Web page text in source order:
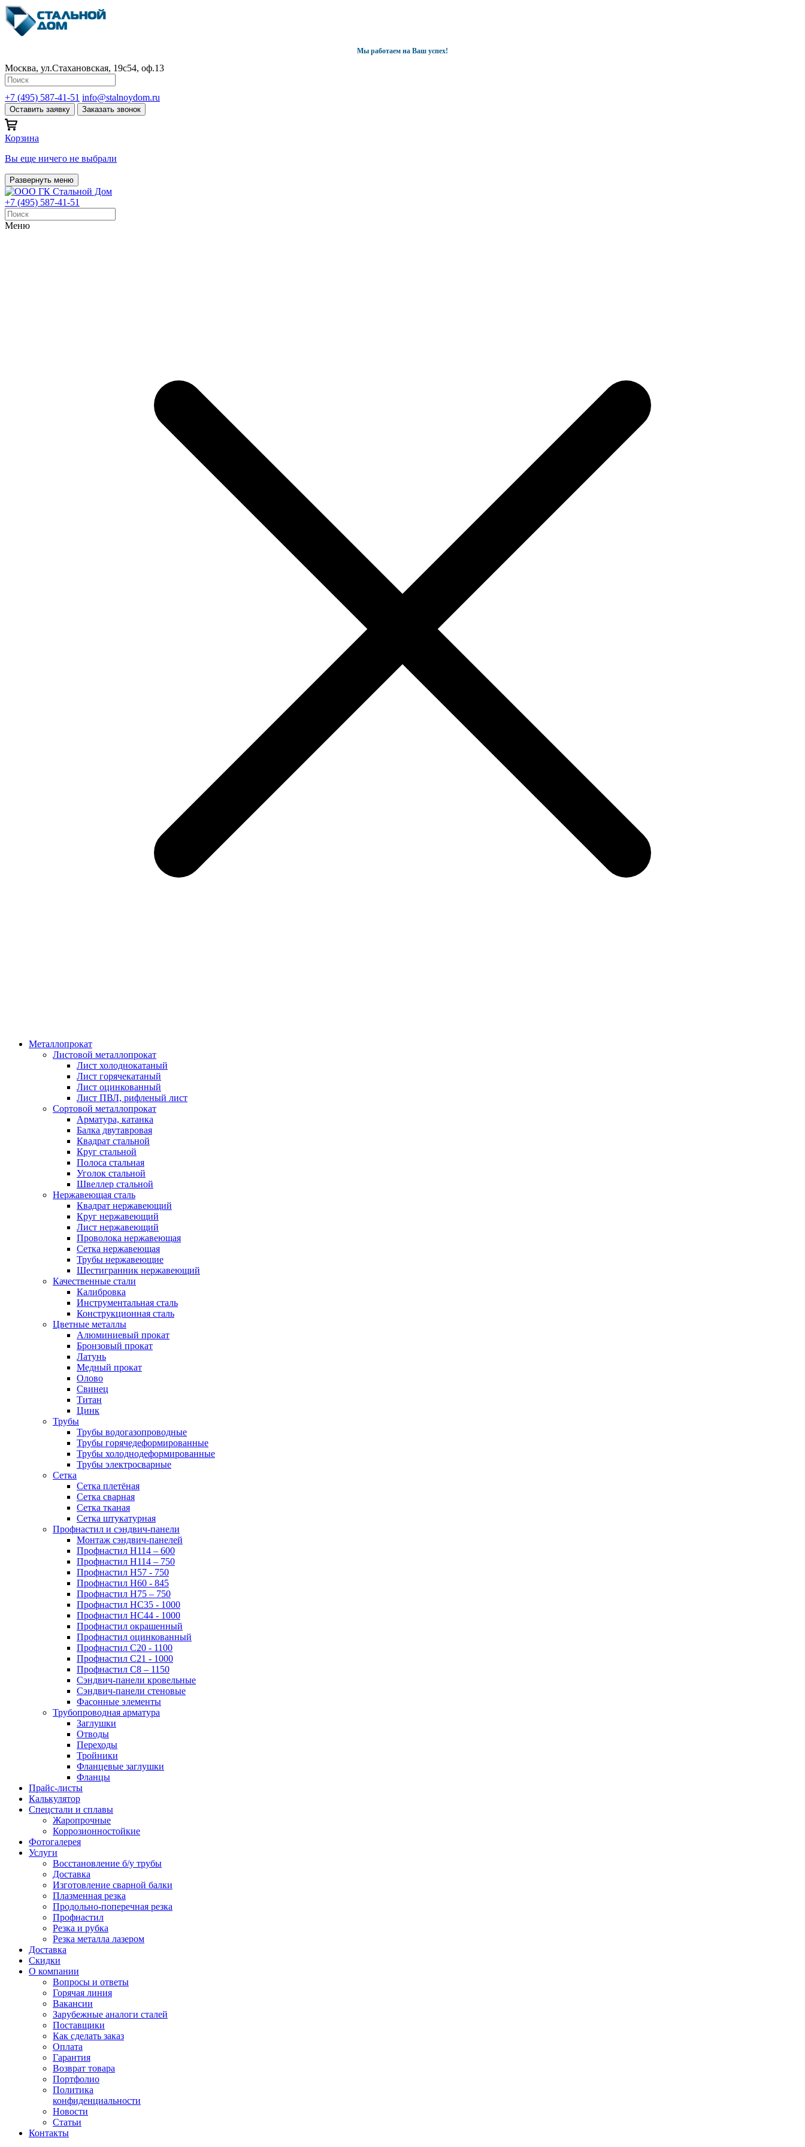
Мы работаем на Ваш успех!
Москва, ул.Стахановская, 19с54, оф.13
+7 (495) 587-41-51 info@stalnoydom.ru
Оставить заявку Заказать звонок
Корзина
Вы еще ничего не выбрали
Развернуть меню
+7 (495) 587-41-51
Меню
Металлопрокат
Листовой металлопрокат
Лист холоднокатаный
Лист горячекатаный
Лист оцинкованный
Лист ПВЛ, рифленый лист
Сортовой металлопрокат
Арматура, катанка
Балка двутавровая
Квадрат стальной
Круг стальной
Полоса стальная
Уголок стальной
Швеллер стальной
Нержавеющая сталь
Квадрат нержавеющий
Круг нержавеющий
Лист нержавеющий
Проволока нержавеющая
Сетка нержавеющая
Трубы нержавеющие
Шестигранник нержавеющий
Качественные стали
Калибровка
Инструментальная сталь
Конструкционная сталь
Цветные металлы
Алюминиевый прокат
Бронзовый прокат
Латунь
Медный прокат
Олово
Свинец
Титан
Цинк
Трубы
Трубы водогазопроводные
Трубы горячедеформированные
Трубы холоднодеформированные
Трубы электросварные
Сетка
Сетка плетёная
Сетка сварная
Сетка тканая
Сетка штукатурная
Профнастил и сэндвич-панели
Монтаж сэндвич-панелей
Профнастил Н114 – 600
Профнастил Н114 – 750
Профнастил Н57 - 750
Профнастил Н60 - 845
Профнастил Н75 – 750
Профнастил НС35 - 1000
Профнастил НС44 - 1000
Профнастил окрашенный
Профнастил оцинкованный
Профнастил С20 - 1100
Профнастил С21 - 1000
Профнастил С8 – 1150
Сэндвич-панели кровельные
Сэндвич-панели стеновые
Фасонные элементы
Трубопроводная арматура
Заглушки
Отводы
Переходы
Тройники
Фланцевые заглушки
Фланцы
Прайс-листы
Калькулятор
Спецстали и сплавы
Жаропрочные
Коррозионностойкие
Фотогалерея
Услуги
Восстановление б/у трубы
Доставка
Изготовление сварной балки
Плазменная резка
Продольно-поперечная резка
Профнастил
Резка и рубка
Резка металла лазером
Доставка
Скидки
О компании
Вопросы и ответы
Горячая линия
Вакансии
Зарубежные аналоги сталей
Поставщики
Как сделать заказ
Оплата
Гарантия
Возврат товара
Портфолио
Политика
конфиденциальности
Новости
Статьи
Контакты